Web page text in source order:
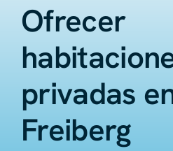
Ofrecer
privadas
Freiberg